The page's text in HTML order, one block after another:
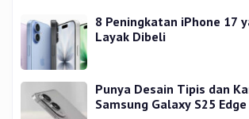
8 Peningkatan iPhone 17
Layak Dibeli
Punya Desain Tipis dan
Samsung Galaxy S25